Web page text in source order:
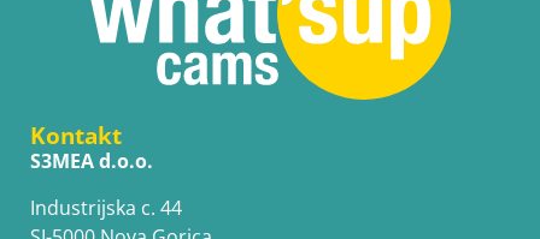
Kontakt
S3MEA d.o.o.
Industrijska c. 44